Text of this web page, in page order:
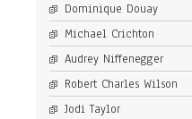
Dominique Douay
Michael Crichton
Audrey Niffenegger
Robert Charles Wilson
Jodi Taylor